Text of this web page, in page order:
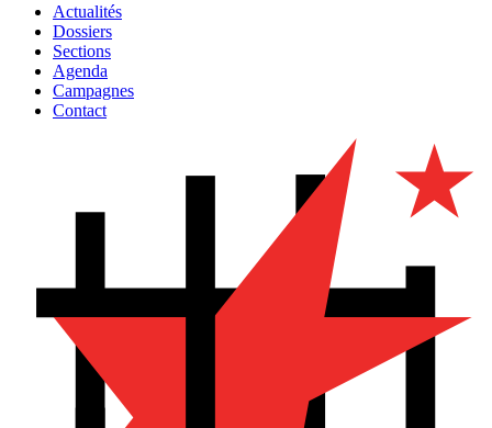
Actualités
Dossiers
Sections
Agenda
Campagnes
Contact